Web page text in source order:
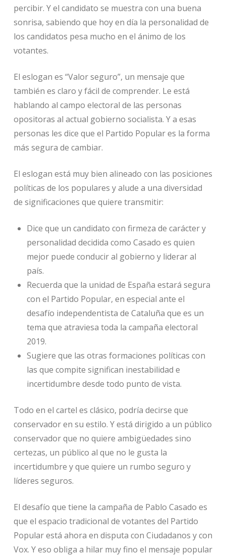
percibir. Y el candidato se muestra con una buena
sonrisa, sabiendo que hoy en día la personalidad de
los candidatos pesa mucho en el ánimo de los
votantes.
El eslogan es “Valor seguro”, un mensaje que
también es claro y fácil de comprender. Le está
hablando al campo electoral de las personas
opositoras al actual gobierno socialista. Y a esas
personas les dice que el Partido Popular es la forma
más segura de cambiar.
El eslogan está muy bien alineado con las posiciones
políticas de los populares y alude a una diversidad
de significaciones que quiere transmitir:
Dice que un candidato con firmeza de carácter y
personalidad decidida como Casado es quien
mejor puede conducir al gobierno y liderar al
país.
Recuerda que la unidad de España estará segura
con el Partido Popular, en especial ante el
desafío independentista de Cataluña que es un
tema que atraviesa toda la campaña electoral
2019.
Sugiere que las otras formaciones políticas con
las que compite significan inestabilidad e
incertidumbre desde todo punto de vista.
Todo en el cartel es clásico, podría decirse que
conservador en su estilo. Y está dirigido a un público
conservador que no quiere ambigüedades sino
certezas, un público al que no le gusta la
incertidumbre y que quiere un rumbo seguro y
líderes seguros.
El desafío que tiene la campaña de Pablo Casado es
que el espacio tradicional de votantes del Partido
Popular está ahora en disputa con Ciudadanos y con
Vox. Y eso obliga a hilar muy fino el mensaje popular